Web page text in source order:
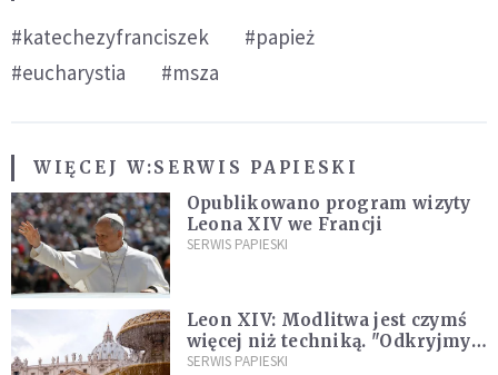
#katechezyfranciszek
#papież
#eucharystia
#msza
WIĘCEJ W:SERWIS PAPIESKI
Opublikowano program wizyty
Leona XIV we Francji
SERWIS PAPIESKI
Leon XIV: Modlitwa jest czymś
więcej niż techniką. "Odkryjmy
ją na nowo"
SERWIS PAPIESKI